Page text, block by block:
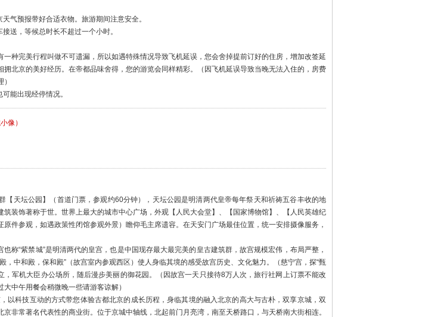
气预报带好合适衣物。旅游期间注意安全。
送，等候总时长不超过一个小时。
种完美行程叫做不可遗漏，所以如遇特殊情况导致飞机延误，您会舍掉提前订好的住房，增加改签延
北京的美好经历。在帝都品味舍得，您的游览会同样精彩。（因飞机延误导致当晚无法入住的，房费
能出现经停情况。
像）
【天坛公园】（首道门票，参观约60分钟），天坛公园是明清两代皇帝每年祭天和祈祷五谷丰收的地
装饰著称于世。世界上最大的城市中心广场，外观【人民大会堂】、【国家博物馆】、【人民英雄纪
件参观，如遇政策性闭馆参观外景）瞻仰毛主席遗容。在天安门广场最佳位置，统一安排摄像服务，
称“紫禁城”是明清两代的皇宫，也是中国现存最大最完美的皇古建筑群，故宫规模宏伟，布局严整，
，中和殿，保和殿”（故宫室内参观西区）使人身临其境的感受故宫历史、文化魅力。（慈宁宫，探“甄
，军机大臣办公场所，随后漫步美丽的御花园。（因故宫一天只接待8万人次，旅行社网上订票不能改
中午用餐会稍微晚一些请游客谅解）
以科技互动的方式带您体验古都北京的成长历程，身临其境的融入北京的高大与古朴，双享京城，双
非常著名代表性的商业街。位于京城中轴线，北起前门月亮湾，南至天桥路口，与天桥南大街相连。